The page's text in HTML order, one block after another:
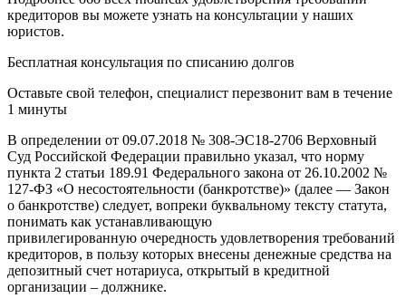
кредиторов вы можете узнать на консультации у наших
юристов.
Бесплатная консультация по списанию долгов
Оставьте свой телефон, специалист перезвонит вам в течение
1 минуты
В определении от 09.07.2018 № 308-ЭС18-2706 Верховный
Суд Российской Федерации правильно указал, что норму
пункта 2 статьи 189.91 Федерального закона от 26.10.2002 №
127-ФЗ «О несостоятельности (банкротстве)» (далее — Закон
о банкротстве) следует, вопреки буквальному тексту статута,
понимать как устанавливающую
привилегированную очередность удовлетворения требований
кредиторов, в пользу которых внесены денежные средства на
депозитный счет нотариуса, открытый в кредитной
организации – должнике.